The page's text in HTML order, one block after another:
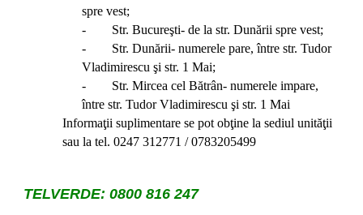
spre vest;
- Str. Bucureşti- de la str. Dunării spre vest;
- Str. Dunării- numerele pare, între str. Tudor
Vladimirescu şi str. 1 Mai;
- Str. Mircea cel Bătrân- numerele impare,
între str. Tudor Vladimirescu şi str. 1 Mai
Informaţii suplimentare se pot obţine la sediul unităţii
sau la tel. 0247 312771 / 0783205499
TELVERDE: 0800 816 247